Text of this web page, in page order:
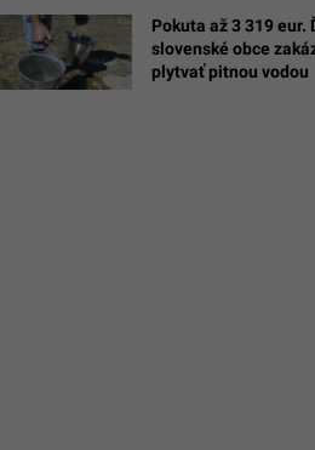
Pokuta až 3 319 eur.
slovenské obce
plytvať pitnou vodou